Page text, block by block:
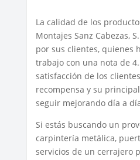
La calidad de los
Montajes Sanz Cabezas,
por sus clientes, quienes
trabajo con una nota de
satisfacción de los
recompensa y su
seguir mejorando día a
Si estás buscando un
carpintería metálica,
servicios de un cerrajero